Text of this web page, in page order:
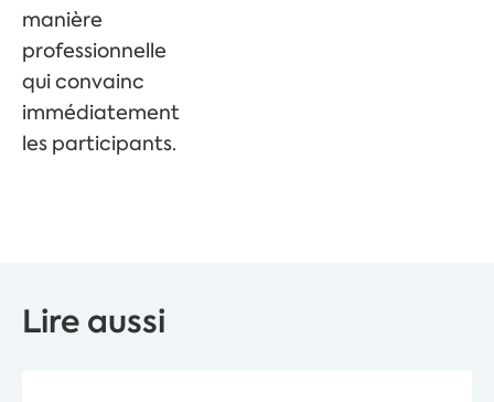
manière
professionnelle
qui convainc
immédiatement
les participants.
Lire aussi